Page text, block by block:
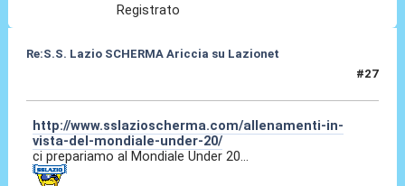
Registrato
Re:S.S. Lazio SCHERMA Ariccia su Lazionet
#27
http://www.sslazioscherma.com/allenamenti-in-
vista-del-mondiale-under-20/
ci prepariamo al Mondiale Under 20...